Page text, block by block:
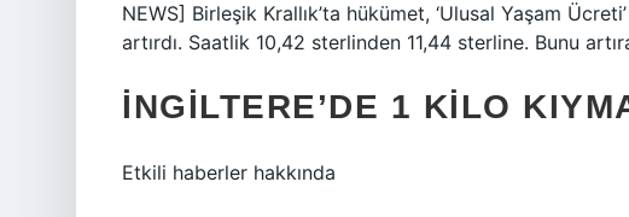
NEWS] Birleşik Krallık’ta hükümet, ‘Ulusal Yaşam
artırdı. Saatlik 10,42 sterlinden 11,44 sterline. Bunu
İNGILTERE’DE 1 KILO
Etkili haberler hakkında